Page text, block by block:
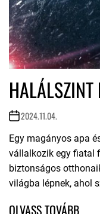
HALÁLSZINT
2024.11.04.
Egy magányos apa
vállalkozik egy fiatal
biztonságos
világba lépnek, ahol